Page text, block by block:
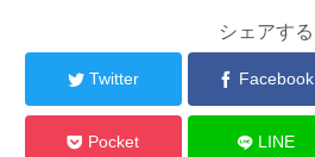
シェアする
Twitter Facebook
Pocket LINE